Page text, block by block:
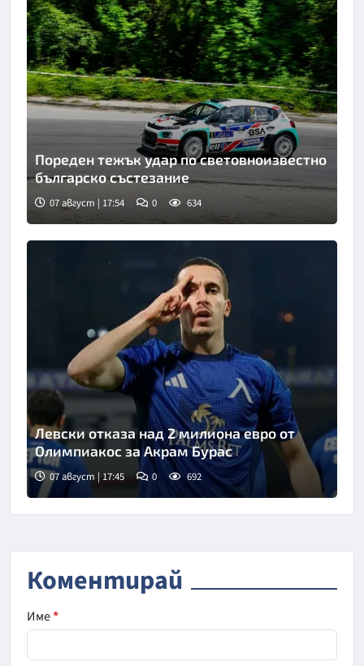
Пореден тежък удар по световноизвестно
българско състезание
07 август | 17:54 0 634
Снимка: goggle
Левски отказа над 2 милиона евро от
Олимпиакос за Акрам Бурас
07 август | 17:45 0 692
Коментирай
Име*